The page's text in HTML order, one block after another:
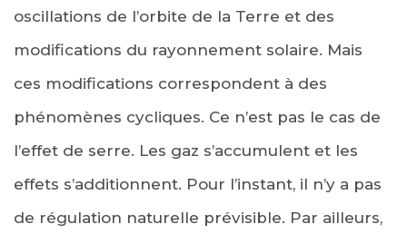
oscillations de l’orbite de la Terre et des
modifications du rayonnement solaire. Mais
ces modifications correspondent à des
phénomènes cycliques. Ce n’est pas le cas de
l’effet de serre. Les gaz s’accumulent et les
effets s’additionnent. Pour l’instant, il n’y a pas
de régulation naturelle prévisible. Par ailleurs,